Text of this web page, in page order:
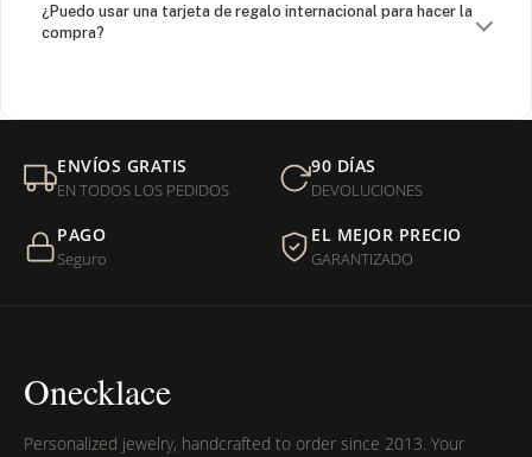
¿Puedo usar una tarjeta de regalo internacional para hacer la
compra?
Mi orden fue devuelta por USPS, ¿qué hago para que sea
entregada?
¿Sus productos son libres de níquel?
ENVÍOS GRATIS
EN TODOS LOS PEDIDOS
90 DÍAS
DEVOLUCIONES
PAGO
Seguro
EL MEJOR PRECIO
GARANTIZADO
Onecklace
Personalized jewelry, handcrafted to order since 2013. Your